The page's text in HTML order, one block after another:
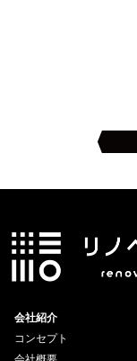
会社紹介
コンセプト